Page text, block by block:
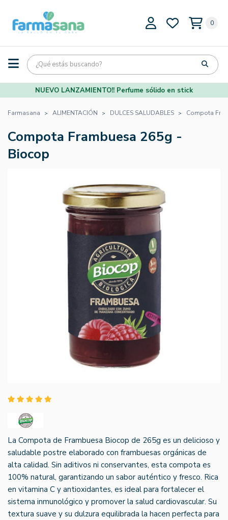
0
NUEVO LANZAMIENTO!! Perfume sólido en stick
Farmasana ALIMENTACIÓN DULCES SALUDABLES Compota
Compota Frambuesa 265g -
Biocop
La Compota de Frambuesa Biocop de 265g es un delicioso y
saludable postre elaborado con frambuesas orgánicas de
alta calidad. Sin aditivos ni conservantes, esta compota es
100% natural, garantizando un sabor auténtico y fresco. Rica
en vitamina C y antioxidantes, es ideal para fortalecer el
sistema inmunológico y promover la salud cardiovascular. Su
textura suave y su dulzura equilibrada la hacen perfecta para